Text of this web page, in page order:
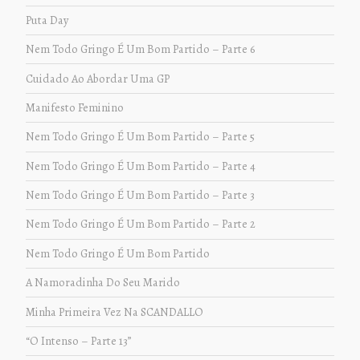
Puta Day
Nem Todo Gringo É Um Bom Partido – Parte 6
Cuidado Ao Abordar Uma GP
Manifesto Feminino
Nem Todo Gringo É Um Bom Partido – Parte 5
Nem Todo Gringo É Um Bom Partido – Parte 4
Nem Todo Gringo É Um Bom Partido – Parte 3
Nem Todo Gringo É Um Bom Partido – Parte 2
Nem Todo Gringo É Um Bom Partido
A Namoradinha Do Seu Marido
Minha Primeira Vez Na SCANDALLO
“O Intenso – Parte 13”